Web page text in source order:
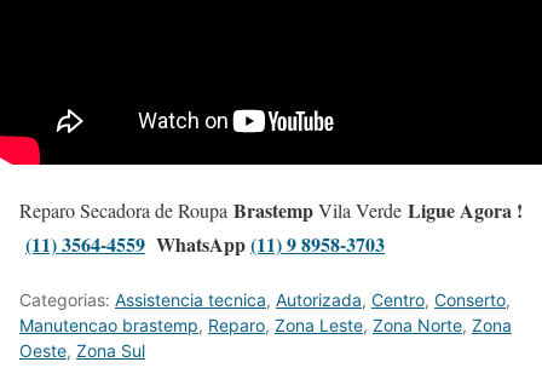
Reparo Secadora de Roupa BrastempVila Verde Ligue Agora !
(11) 3564-4559 WhatsApp(11) 9 8958-3703
Categorias: Assistencia tecnica, Autorizada, Centro, Conserto,
Manutencao brastemp, Reparo, Zona Leste, Zona Norte, Zona
Oeste, Zona Sul